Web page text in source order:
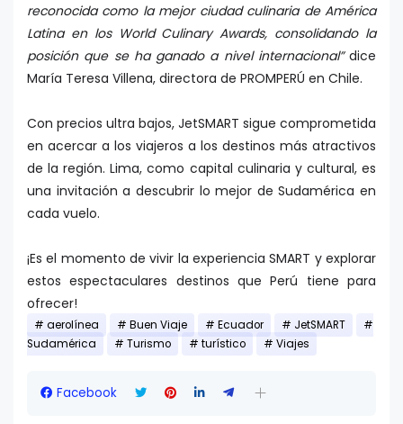
reconocida como la mejor ciudad culinaria de América
Latina en los World Culinary Awards, consolidando la
posición que se ha ganado a nivel internacional”dice
María Teresa Villena, directora de PROMPERÚ en Chile.
Con precios ultra bajos, JetSMART sigue comprometida
en acercar a los viajeros a los destinos más atractivos
de la región. Lima, como capital culinaria y cultural, es
una invitación a descubrir lo mejor de Sudamérica en
cada vuelo.
¡Es el momento de vivir la experiencia SMART y explorar
estos espectaculares destinos que Perú tiene para
ofrecer!
aerolínea Buen Viaje Ecuador
JetSMART
Sudamérica
Turismo turístico Viajes
Facebook